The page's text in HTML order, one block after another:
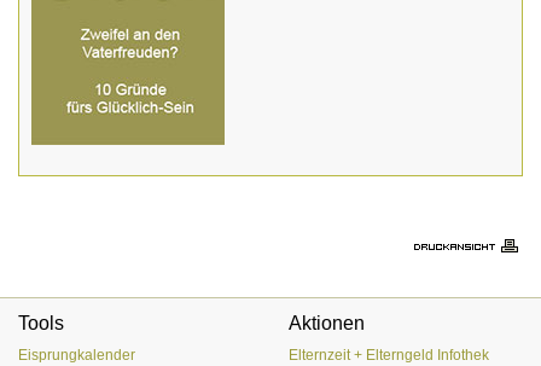
Tools
Eisprungkalender
Aktionen
Elternzeit + Elterngeld Infothek